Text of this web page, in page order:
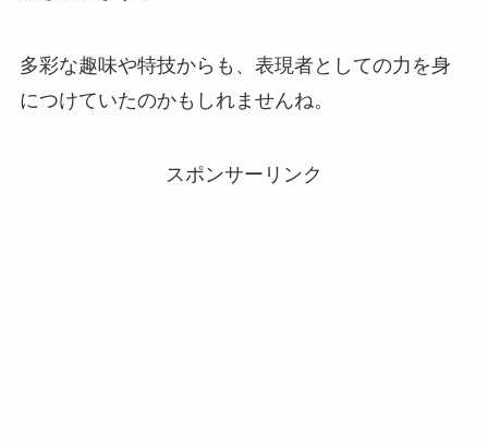
多彩な趣味や特技からも、表現者としての力を身
につけていたのかもしれませんね。
スポンサーリンク